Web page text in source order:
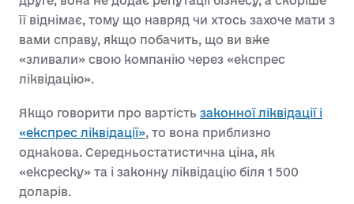
її віднімає, тому що навряд чи хтось захоче мати з
вами справу, якщо побачить, що ви вже
«зливали» свою компанію через «експрес
ліквідацію».
Якщо говорити про вартість законної ліквідації і
«експрес ліквідації», то вона приблизно
однакова. Середньостатистична ціна, як
«ексреску» та і законну ліквідацію біля 1 500
доларів.